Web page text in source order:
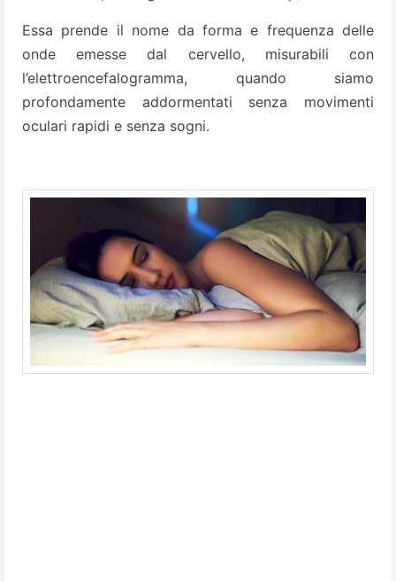
Essa prende il nome da forma e frequenza delle
onde emesse dal cervello, misurabili con
l’elettroencefalogramma, quando siamo
profondamente addormentati senza movimenti
oculari rapidi e senza sogni.